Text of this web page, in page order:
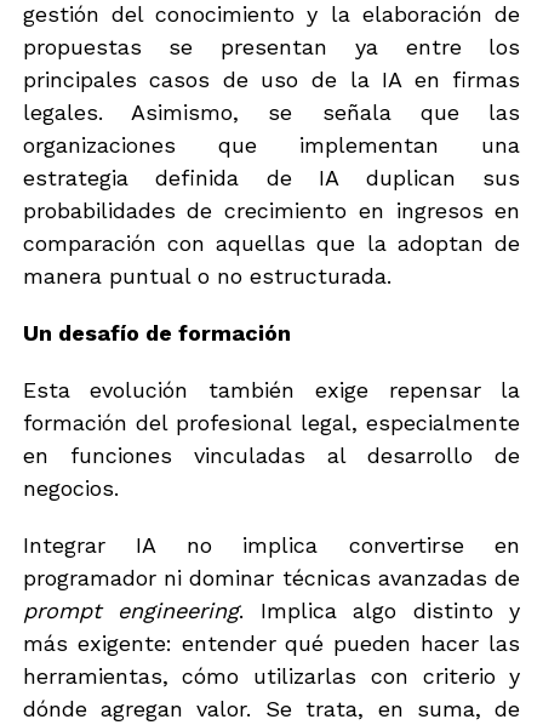
gestión del conocimiento y la elaboración de
propuestas se presentan ya entre los
principales casos de uso de la IA en firmas
legales. Asimismo, se señala que las
organizaciones que implementan una
estrategia definida de IA duplican sus
probabilidades de crecimiento en ingresos en
comparación con aquellas que la adoptan de
manera puntual o no estructurada.
Un desafío de formación
Esta evolución también exige repensar la
formación del profesional legal, especialmente
en funciones vinculadas al desarrollo de
negocios.
Integrar IA no implica convertirse en
programador ni dominar técnicas avanzadas de
prompt engineering. Implica algo distinto y
más exigente: entender qué pueden hacer las
herramientas, cómo utilizarlas con criterio y
dónde agregan valor. Se trata, en suma, de